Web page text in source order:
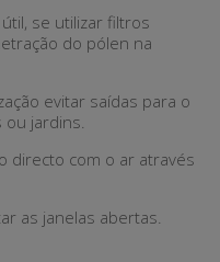
se utilizar filtros
do pólen na
evitar saídas para o
jardins.
directo com o ar através
as janelas abertas.